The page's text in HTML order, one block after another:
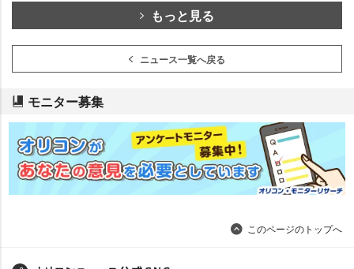
もっと見る
ニュース一覧へ戻る
モニター募集
このページのトップへ